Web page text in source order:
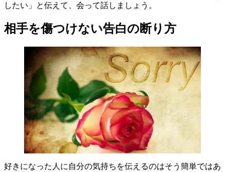
したい」と伝えて、会って話しましょう。
相手を傷つけない告白の断り方
好きになった人に自分の気持ちを伝えるのはそう簡単ではあ